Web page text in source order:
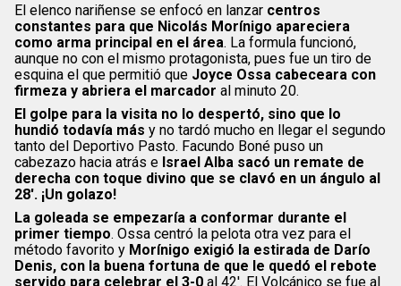
El elenco nariñense se enfocó en lanzar centros
constantes para que Nicolás Morínigo apareciera
como arma principal en el área. La formula funcionó,
aunque no con el mismo protagonista, pues fue un tiro de
esquina el que permitió que Joyce Ossa cabeceara con
firmeza y abriera el marcador al minuto 20.
El golpe para la visita no lo despertó, sino que lo
hundió todavía más y no tardó mucho en llegar el segundo
tanto del Deportivo Pasto. Facundo Boné puso un
cabezazo hacia atrás e Israel Alba sacó un remate de
derecha con toque divino que se clavó en un ángulo al
28′. ¡Un golazo!
La goleada se empezaría a conformar durante el
primer tiempo. Ossa centró la pelota otra vez para el
método favorito y Morínigo exigió la estirada de Darío
Denis, con la buena fortuna de que le quedó el rebote
servido para celebrar el 3-0 al 42′. El Volcánico se fue al